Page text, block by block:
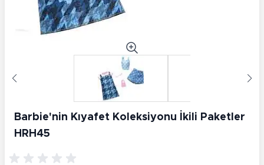
Barbie'nin Kıyafet Koleksiyonu İkili Paketler
HRH45